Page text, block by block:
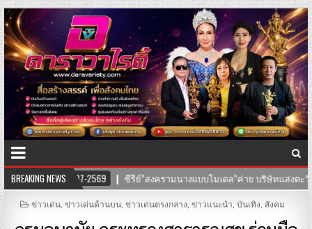
BREAKING NEWS
แบบโมเดล”ค่าย บริษัทแสงตะวันฟิล์ม” นำทีมโดยตัวแม่ “อุ๊บ วิริยะ” ไชยภัทร กำ
POSTED
ข่าวเด่น ข่าวเด่นด้านบน ข่าวเด่นตรงกลาง ข่าวแนะนำ บันเทิง สังคม